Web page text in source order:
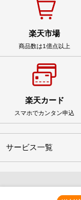
楽天市場
商品数は1億点以上
楽天カード
スマホでカンタン申込
サービス一覧